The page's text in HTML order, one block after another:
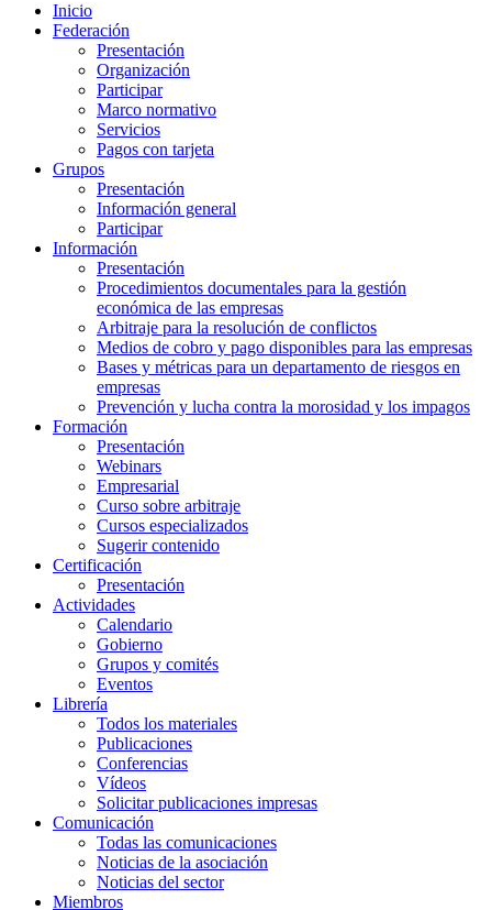
Inicio
Federación
Presentación
Organización
Participar
Marco normativo
Servicios
Pagos con tarjeta
Grupos
Presentación
Información general
Participar
Información
Presentación
Procedimientos documentales para la gestión
económica de las empresas
Arbitraje para la resolución de conflictos
Medios de cobro y pago disponibles para las empresas
Bases y métricas para un departamento de riesgos en
empresas
Prevención y lucha contra la morosidad y los impagos
Formación
Presentación
Webinars
Empresarial
Curso sobre arbitraje
Cursos especializados
Sugerir contenido
Certificación
Presentación
Actividades
Calendario
Gobierno
Grupos y comités
Eventos
Librería
Todos los materiales
Publicaciones
Conferencias
Vídeos
Solicitar publicaciones impresas
Comunicación
Todas las comunicaciones
Noticias de la asociación
Noticias del sector
Miembros